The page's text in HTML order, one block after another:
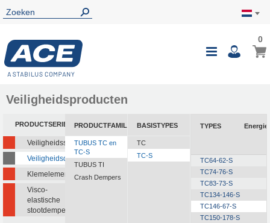
Toggle
00
Veiligheidsproducten
PRODUCTSERIE
Veiligheidsstootdempers
Veiligheidsdempers
Klemelementen
Visco-
elastische
stootdempers
PRODUCTFAMILIE
TUBUS TC en
TC-S
TUBUS TI
Crash Dempers
BASISTYPES
TC
TC-S
TYPES
TC64-62-S
TC74-76-S
TC83-73-S
TC134-146-S
TC146-67-S
TC150-178-S